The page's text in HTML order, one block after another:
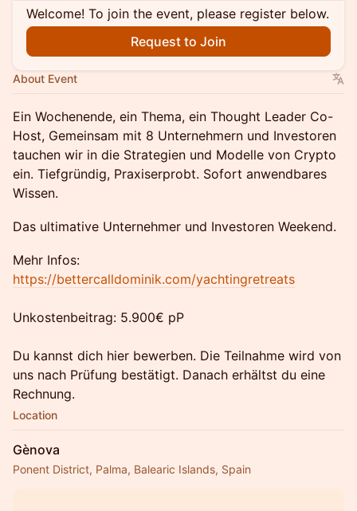
Welcome! To join the event, please register below.
Request to Join
About Event
Ein Wochenende, ein Thema, ein Thought Leader Co-
Host, Gemeinsam mit 8 Unternehmern und Investoren
tauchen wir in die Strategien und Modelle von Crypto
ein. Tiefgründig, Praxiserprobt. Sofort anwendbares
Wissen.
Das ultimative Unternehmer und Investoren Weekend.
Mehr Infos:
https://bettercalldominik.com/yachtingretreats
Unkostenbeitrag: 5.900€ pP
Du kannst dich hier bewerben. Die Teilnahme wird von
uns nach Prüfung bestätigt. Danach erhältst du eine
Rechnung.
Location
Gènova
Ponent District, Palma, Balearic Islands, Spain